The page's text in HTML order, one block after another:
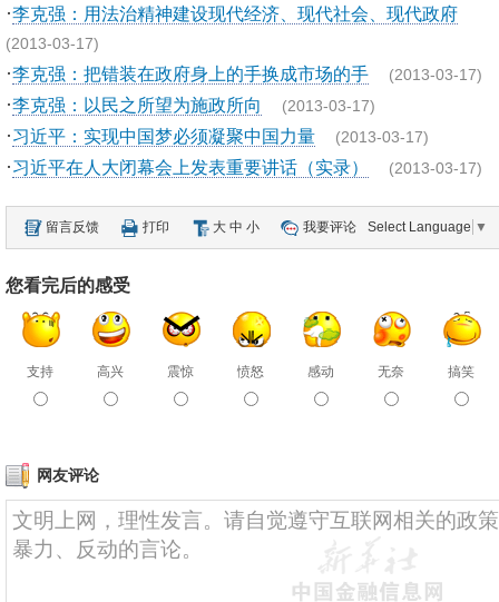
·李克强：用法治精神建设现代经济、现代社会、现代政府
(2013-03-17)
·李克强：把错装在政府身上的手换成市场的手 (2013-03-17)
·李克强：以民之所望为施政所向 (2013-03-17)
·习近平：实现中国梦必须凝聚中国力量 (2013-03-17)
·习近平在人大闭幕会上发表重要讲话（实录） (2013-03-17)
留言反馈 打印 大 中 小 我要评论 Select Language ▼
您看完后的感受
支持 高兴 震惊 愤怒 感动 无奈 搞笑
网友评论